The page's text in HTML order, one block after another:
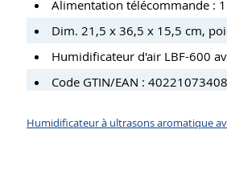
Alimentation télécommande :
Dim. 21,5 x 36,5 x 15,5 cm,
Humidificateur d'air LBF-600
Code GTIN/EAN :
Humidificateur à ultrasons aromatique